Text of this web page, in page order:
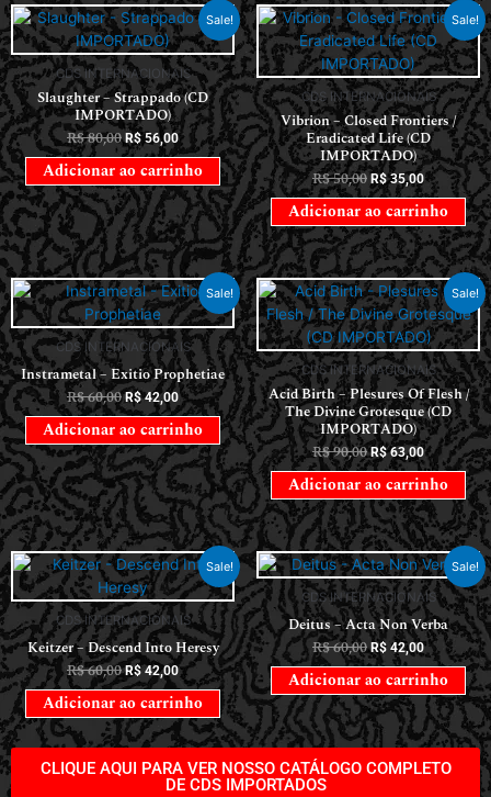
Sale!
CDS INTERNACIONAIS
Slaughter – Strappado (CD
IMPORTADO)
R$80,00 R$56,00
Adicionar ao carrinho
Sale!
CDS INTERNACIONAIS
Vibrion – Closed Frontiers /
Eradicated Life (CD
IMPORTADO)
R$50,00 R$35,00
Adicionar ao carrinho
Sale!
CDS INTERNACIONAIS
Instrametal – Exitio Prophetiae
R$60,00 R$42,00
Adicionar ao carrinho
Sale!
CDS INTERNACIONAIS
Acid Birth – Plesures Of Flesh /
The Divine Grotesque (CD
IMPORTADO)
R$90,00 R$63,00
Adicionar ao carrinho
Sale!
CDS INTERNACIONAIS
Keitzer – Descend Into Heresy
R$60,00 R$42,00
Adicionar ao carrinho
Sale!
CDS INTERNACIONAIS
Deitus – Acta Non Verba
R$60,00 R$ 42,00
Adicionar ao carrinho
CLIQUE AQUI PARA VER NOSSO CATÁLOGO COMPLETO
DE CDS IMPORTADOS